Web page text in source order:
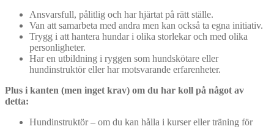
Ansvarsfull, pålitlig och har hjärtat på rätt ställe.
Van att samarbeta med andra men kan också ta egna initiativ.
Trygg i att hantera hundar i olika storlekar och med olika
personligheter.
Har en utbildning i ryggen som hundskötare eller
hundinstruktör eller har motsvarande erfarenheter.
Plus i kanten (men inget krav) om du har koll på något av
detta:
Hundinstruktör – om du kan hålla i kurser eller träning för